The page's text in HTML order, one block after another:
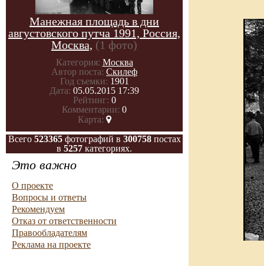
Манежная площадь в дни
августовского путча 1991, Россия,
Москва, (1 фото)
Категория: Москва
Автор поста: Скилеф
Год съемки: 1901
Дата: 05.05.2015 17:39
Рейтинг: 0
Комментарии: 0
Карта:
Всего 523365фотографий в 300758постах
в 5257 категориях.
Это важно
О проекте
Вопросы и ответы
Рекомендуем
Отказ от ответственности
Правообладателям
Реклама на проекте